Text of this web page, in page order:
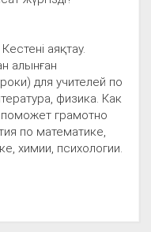
аяқтау.
алынған
для учителей по
физика. Как
грамотно
по математике,
химии, психологии.